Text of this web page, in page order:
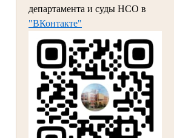
департамента и суды НСО в
"ВКонтакте"